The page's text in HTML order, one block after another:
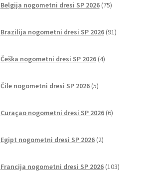
Belgija nogometni dresi SP 2026 75izdelkov
Brazilija nogometni dresi SP 2026 91izdelkov
Češka nogometni dresi SP 2026 4izdelki
Čile nogometni dresi SP 2026 5izdelkov
Curaçao nogometni dresi SP 2026 6izdelkov
Egipt nogometni dresi SP 2026 2izdelka
Francija nogometni dresi SP 2026 103izdelki